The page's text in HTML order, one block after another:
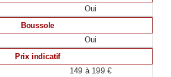
Oui
Boussole
Oui
Prix indicatif
149 à 199 €